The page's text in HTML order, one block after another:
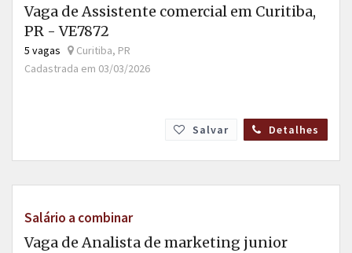
Vaga de Assistente comercial em Curitiba,
PR - VE7872
5 vagas
Curitiba, PR
Cadastrada em 03/03/2026
Salvar Detalhes
Salário a combinar
Vaga de Analista de marketing junior